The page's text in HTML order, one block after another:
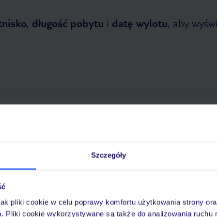
Szczegóły
pliki cookie w celu poprawy komfortu użytkowania strony
Pliki cookie wykorzystywane są także do analizowania ruchu
, długość pobytu i datę wylotu, aby
Dlaczego warto wybrać TUI?
wakacjach 24/7